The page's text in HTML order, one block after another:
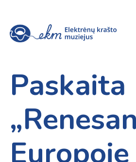
Paskaita